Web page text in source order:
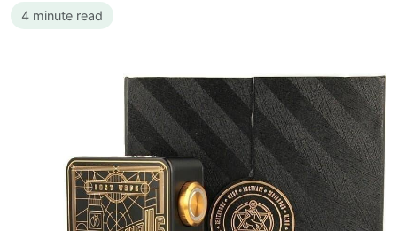
4 minute read